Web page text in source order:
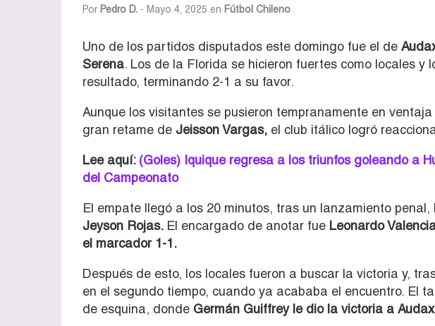
Por Pedro D. - Mayo 4, 2025 en Fútbol Chileno
Uno de los partidos disputados este domingo fue el de
Serena. Los de la Florida se hicieron fuertes como locales y
resultado, terminando 2-1 a su favor.
Aunque los visitantes se pusieron tempranamente en
gran retame de Jeisson Vargas, el club itálico logró
Lee aquí:(Goles) Iquique regresa a los triunfos goleando a
del Campeonato
El empate llegó a los 20 minutos, tras un lanzamiento
Jeyson Rojas. El encargado de anotar fue Leonardo
el marcador 1-1.
Después de esto, los locales fueron a buscar la victoria y,
en el segundo tiempo, cuando ya acababa el encuentro. El
de esquina, donde Germán Guiffrey le dio la victoria a